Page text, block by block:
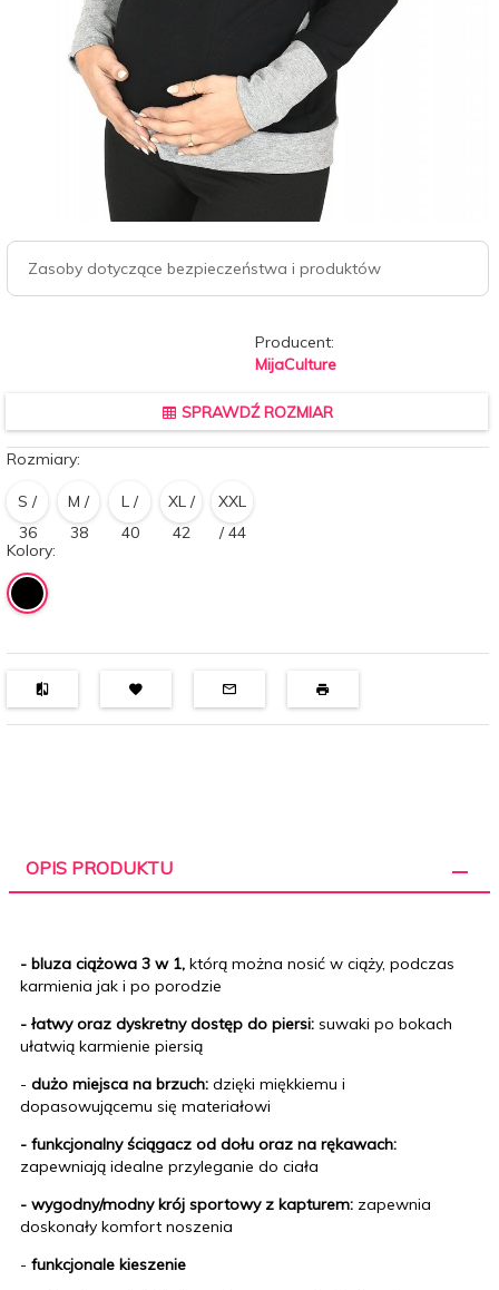
Zasoby dotyczące bezpieczeństwa i produktów
Producent:
MijaCulture
SPRAWDŹ ROZMIAR
Rozmiary:
S /
36
M /
38
L /
40
XL /
42
XXL
/ 44
Kolory:
OPIS PRODUKTU
- bluza ciążowa 3 w 1, którą można nosić w ciąży, podczas
karmienia jak i po porodzie
- łatwy oraz dyskretny dostęp do piersi: suwaki po bokach
ułatwią karmienie piersią
- dużo miejsca na brzuch: dzięki miękkiemu i
dopasowującemu się materiałowi
- funkcjonalny ściągacz od dołu oraz na rękawach:
zapewniają idealne przyleganie do ciała
- wygodny/modny krój sportowy z kapturem: zapewnia
doskonały komfort noszenia
- funkcjonale kieszenie